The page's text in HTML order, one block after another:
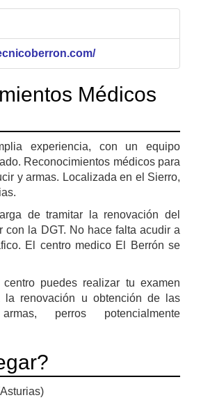
Médicos
experiencia, con un equipo
Reconocimientos médicos para
y armas. Localizada en el Sierro,
de tramitar la renovación del
con la DGT. No hace falta acudir a
El centro medico El Berrón se
puedes realizar tu examen
la renovación u obtención de las
perros potencialmente